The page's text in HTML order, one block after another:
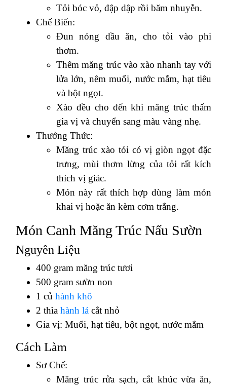
Tỏi bóc vỏ, đập dập rồi băm nhuyễn.
Chế Biến:
Đun nóng dầu ăn, cho tỏi vào phi
thơm.
Thêm măng trúc vào xào nhanh tay với
lửa lớn, nêm muối, nước mắm, hạt tiêu
và bột ngọt.
Xào đều cho đến khi măng trúc thấm
gia vị và chuyển sang màu vàng nhẹ.
Thưởng Thức:
Măng trúc xào tỏi có vị giòn ngọt đặc
trưng, mùi thơm lừng của tỏi rất kích
thích vị giác.
Món này rất thích hợp dùng làm món
khai vị hoặc ăn kèm cơm trắng.
Món Canh Măng Trúc Nấu Sườn
Nguyên Liệu
400 gram măng trúc tươi
500 gram sườn non
1 củ hành khô
2 thìa hành lá cắt nhỏ
Gia vị: Muối, hạt tiêu, bột ngọt, nước mắm
Cách Làm
Sơ Chế:
Măng trúc rửa sạch, cắt khúc vừa ăn,